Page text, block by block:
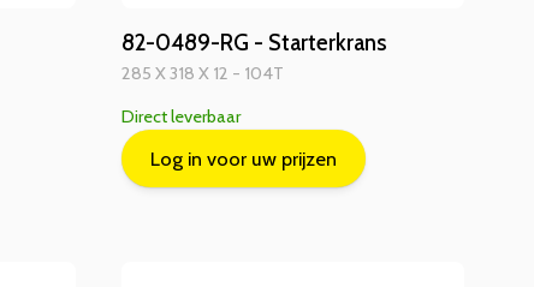
82-0489-RG - Starterkrans
285 X 318 X 12 - 104T
Direct leverbaar
Log in voor uw prijzen